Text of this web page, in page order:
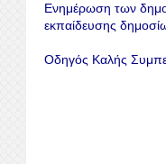
Ενημέρωση των
εκπαίδευσης
Οδηγός Καλής